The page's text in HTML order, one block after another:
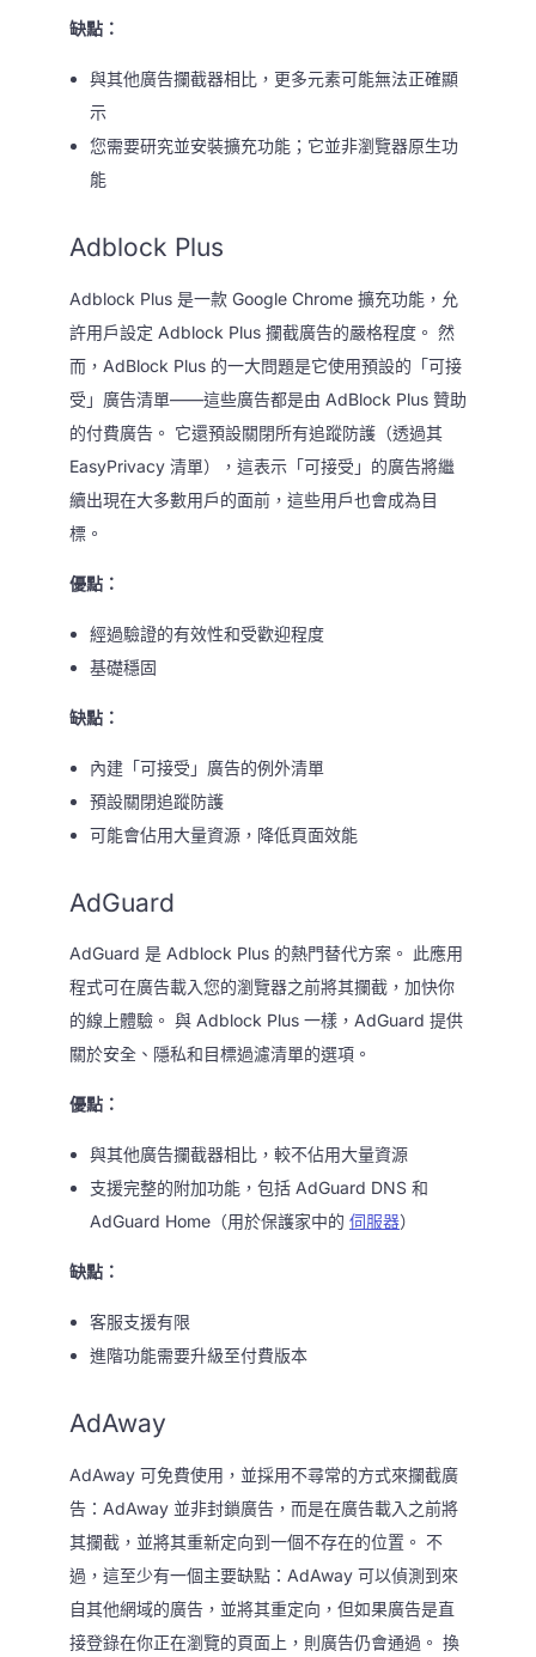
缺點：
與其他廣告攔截器相比，更多元素可能無法正確顯
示
您需要研究並安裝擴充功能；它並非瀏覽器原生功
能
Adblock Plus
Adblock Plus 是一款 Google Chrome 擴充功能，允
許用戶設定 Adblock Plus 攔截廣告的嚴格程度。 然
而，AdBlock Plus 的一大問題是它使用預設的「可接
受」廣告清單——這些廣告都是由 AdBlock Plus 贊助
的付費廣告。 它還預設關閉所有追蹤防護（透過其
EasyPrivacy 清單），這表示「可接受」的廣告將繼
續出現在大多數用戶的面前，這些用戶也會成為目
標。
優點：
經過驗證的有效性和受歡迎程度
基礎穩固
缺點：
內建「可接受」廣告的例外清單
預設關閉追蹤防護
可能會佔用大量資源，降低頁面效能
AdGuard
AdGuard 是 Adblock Plus 的熱門替代方案。 此應用
程式可在廣告載入您的瀏覽器之前將其攔截，加快你
的線上體驗。 與 Adblock Plus 一樣，AdGuard 提供
關於安全、隱私和目標過濾清單的選項。
優點：
與其他廣告攔截器相比，較不佔用大量資源
支援完整的附加功能，包括 AdGuard DNS 和
AdGuard Home（用於保護家中的 伺服器）
缺點：
客服支援有限
進階功能需要升級至付費版本
AdAway
AdAway 可免費使用，並採用不尋常的方式來攔截廣
告：AdAway 並非封鎖廣告，而是在廣告載入之前將
其攔截，並將其重新定向到一個不存在的位置。 不
過，這至少有一個主要缺點：AdAway 可以偵測到來
自其他網域的廣告，並將其重定向，但如果廣告是直
接登錄在你正在瀏覽的頁面上，則廣告仍會通過。 換